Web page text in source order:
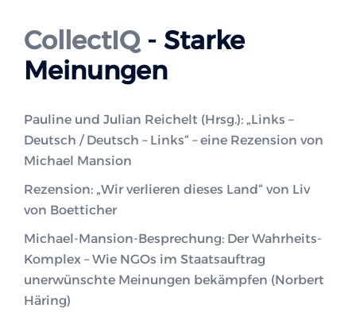
CollectIQ- Starke
Meinungen
Pauline und Julian Reichelt (Hrsg.): „Links –
Deutsch / Deutsch – Links“ – eine Rezension von
Michael Mansion
Rezension: „Wir verlieren dieses Land“ von Liv
von Boetticher
Michael-Mansion-Besprechung: Der Wahrheits-
Komplex – Wie NGOs im Staatsauftrag
unerwünschte Meinungen bekämpfen (Norbert
Häring)